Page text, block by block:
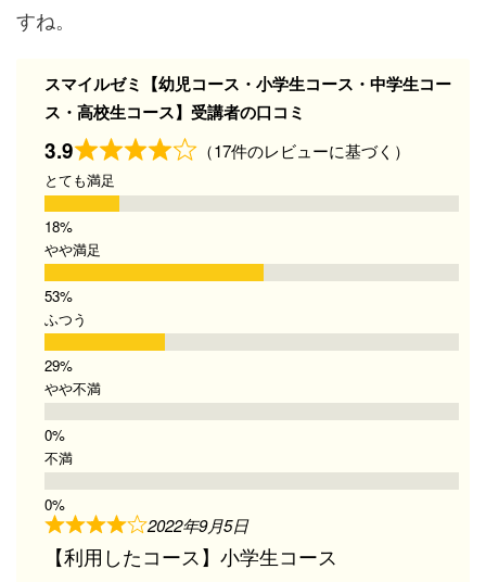
すね。
スマイルゼミ【幼児コース・小学生コース・中学生コー
ス・高校生コース】受講者の口コミ
3.9 （17件のレビューに基づく）
とても満足
やや満足
ふつう
やや不満
不満
2022年9月5日
【利用したコース】小学生コース